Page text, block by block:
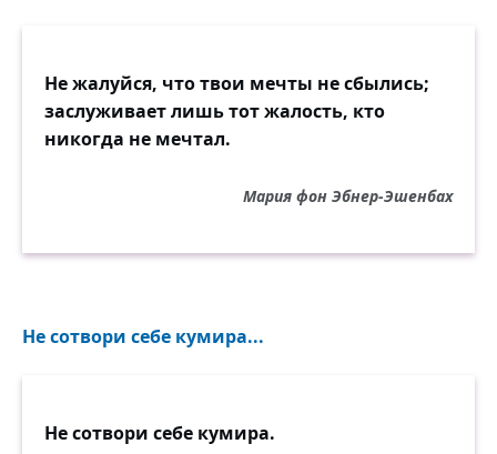
Не жалуйся, что твои мечты не сбылись;
заслуживает лишь тот жалость, кто
никогда не мечтал.
Мария фон Эбнер-Эшенбах
Не сотвори себе кумира...
Не сотвори себе кумира.